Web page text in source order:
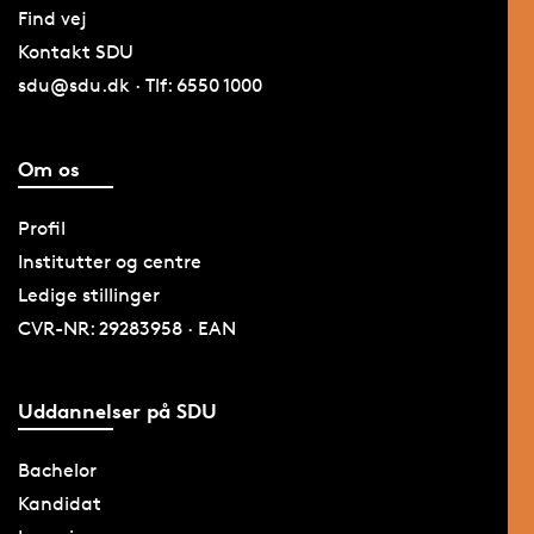
Find vej
Kontakt SDU
sdu@sdu.dk · Tlf: 6550 1000
Om os
Profil
Institutter og centre
Ledige stillinger
CVR-NR: 29283958 · EAN
Uddannelser på SDU
Bachelor
Kandidat